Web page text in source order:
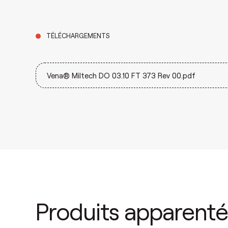
TÉLÉCHARGEMENTS
Vena® Miltech DO 03.10 FT 373 Rev 00.pdf
Produits